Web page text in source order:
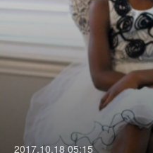
2017.10.18 05:15